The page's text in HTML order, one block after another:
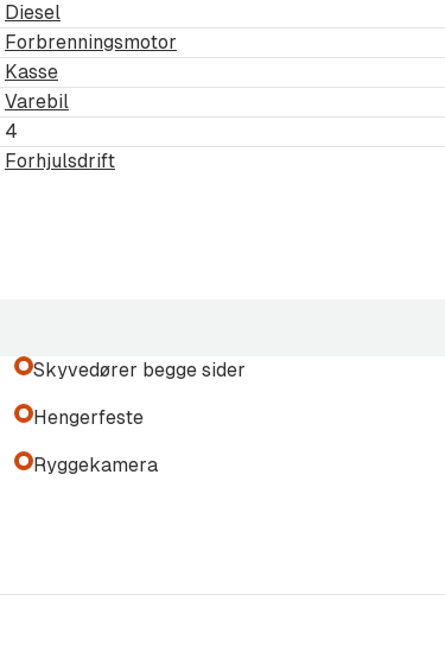
for bekreftelse.
av bil
slik at bilen står klar til
for bekreftelse.
av bilen må påberegne
Diesel
Forbrenningsmotor
Kasse
Varebil
4
Forhjulsdrift
Skyvedører begge sider
Hengerfeste
Ryggekamera